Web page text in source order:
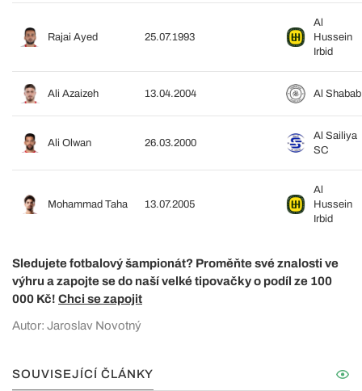
Rajai Ayed 25.07.1993
Al
Hussein
Irbid
Ali Azaizeh 13.04.2004 Al Shabab
Ali Olwan 26.03.2000
Al Sailiya
SC
Mohammad Taha 13.07.2005
Al
Hussein
Irbid
Sledujete fotbalový šampionát? Proměňte své znalosti ve
výhru a zapojte se do naší velké tipovačky o podíl ze 100
000 Kč! Chci se zapojit
Autor: Jaroslav Novotný
SOUVISEJÍCÍ ČLÁNKY